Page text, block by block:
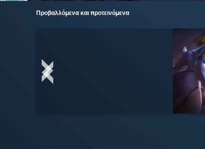
Προβαλλόμενα και προτεινόμενα